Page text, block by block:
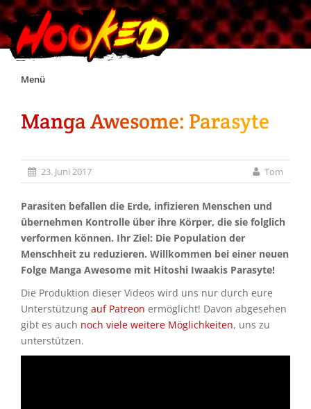
Skip
Menü
Unterstützt Hooked!
Exklusiv für Supporter*innen
Impressum
Jobs
Manga Awesome: Parasyte
23. Juni 2017 Tom
Parasiten befallen die Erde, infizieren Menschen und
übernehmen Kontrolle über ihre Körper, die sie folglich
verformen können. Ihr Ziel: Die Population der
Menschheit zu reduzieren. Willkommen bei einer neuen
Folge Manga Awesome mit Hitoshi Iwaakis Parasyte!
Die Produktion dieser Videos wird uns nur durch eure
Unterstützung auf Patreon ermöglicht! Davon abgesehen
gibt es auch noch viele weitere Möglichkeiten, uns zu
unterstützen.